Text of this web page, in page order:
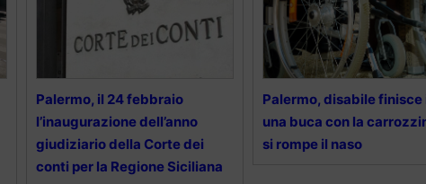
Palermo, il 24 febbraio
l’inaugurazione dell’anno
giudiziario della Corte dei
conti per la Regione Siciliana
Palermo, disabile finisce
una buca con la
si rompe il naso